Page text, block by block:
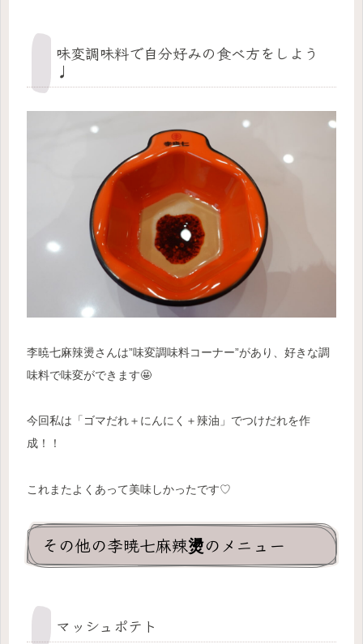
味変調味料で自分好みの食べ方をしよう
♩
李暁七麻辣燙さんは”味変調味料コーナー”があり、好きな調
味料で味変ができます🤩
今回私は「ゴマだれ＋にんにく＋辣油」でつけだれを作
成！！
これまたよくあって美味しかったです♡
その他の李暁七麻辣燙のメニュー
マッシュポテト